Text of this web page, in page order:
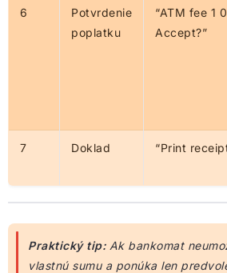
6
Potvrdenie
poplatku
“ATM fee 1
Accept?”
7 Doklad “Print
Praktický tip:Ak bankomat
vlastnú sumu a ponúka len